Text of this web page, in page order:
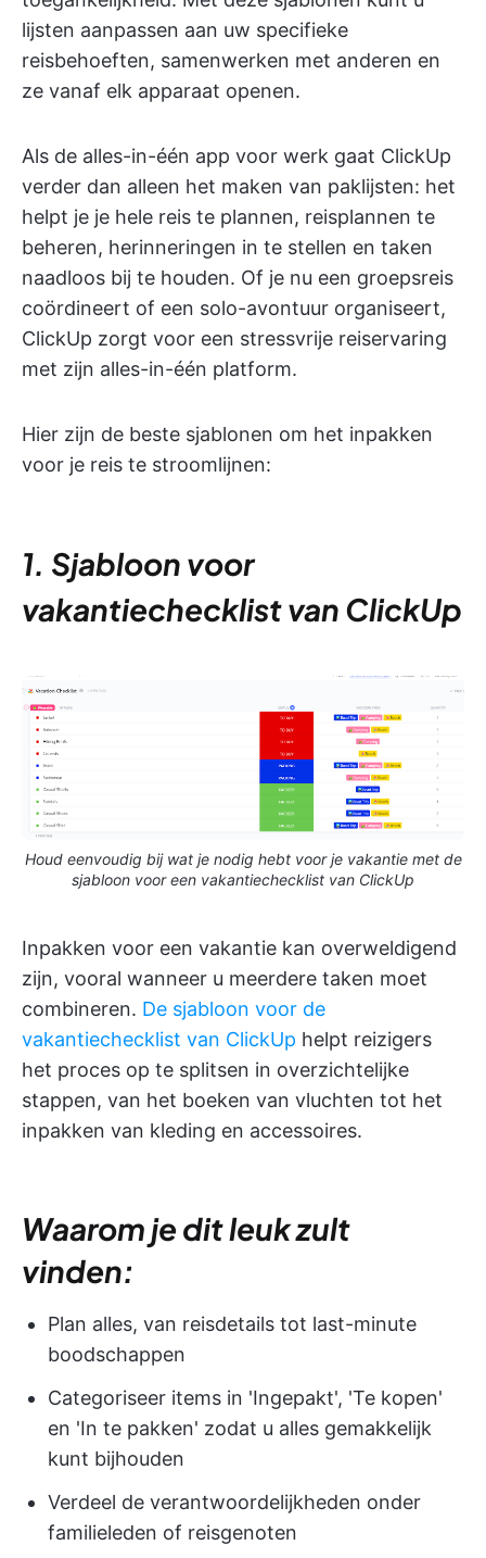
lijsten aanpassen aan uw specifieke
reisbehoeften, samenwerken met anderen en
ze vanaf elk apparaat openen.
Als de alles-in-één app voor werk gaat ClickUp
verder dan alleen het maken van paklijsten: het
helpt je je hele reis te plannen, reisplannen te
beheren, herinneringen in te stellen en taken
naadloos bij te houden. Of je nu een groepsreis
coördineert of een solo-avontuur organiseert,
ClickUp zorgt voor een stressvrije reiservaring
met zijn alles-in-één platform.
Hier zijn de beste sjablonen om het inpakken
voor je reis te stroomlijnen:
1. Sjabloon voor
vakantiechecklist van ClickUp
Houd eenvoudig bij wat je nodig hebt voor je vakantie met de
sjabloon voor een vakantiechecklist van ClickUp
Inpakken voor een vakantie kan overweldigend
zijn, vooral wanneer u meerdere taken moet
combineren. De sjabloon voor de
vakantiechecklist van ClickUp helpt reizigers
het proces op te splitsen in overzichtelijke
stappen, van het boeken van vluchten tot het
inpakken van kleding en accessoires.
Waarom je dit leuk zult
vinden:
Plan alles, van reisdetails tot last-minute
boodschappen
Categoriseer items in 'Ingepakt', 'Te kopen'
en 'In te pakken' zodat u alles gemakkelijk
kunt bijhouden
Verdeel de verantwoordelijkheden onder
familieleden of reisgenoten